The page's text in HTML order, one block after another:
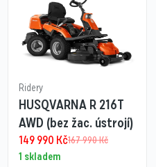
Ridery
HUSQVARNA R 216T
AWD (bez žac. ústrojí)
167 990Kč
149 990 Kč
1 skladem